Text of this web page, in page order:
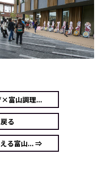
富山調理...
る
る富山... ⇒